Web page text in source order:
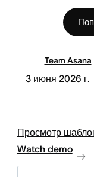
Team Asana
3 июня 2026 г.
Просмотр
Watch demo